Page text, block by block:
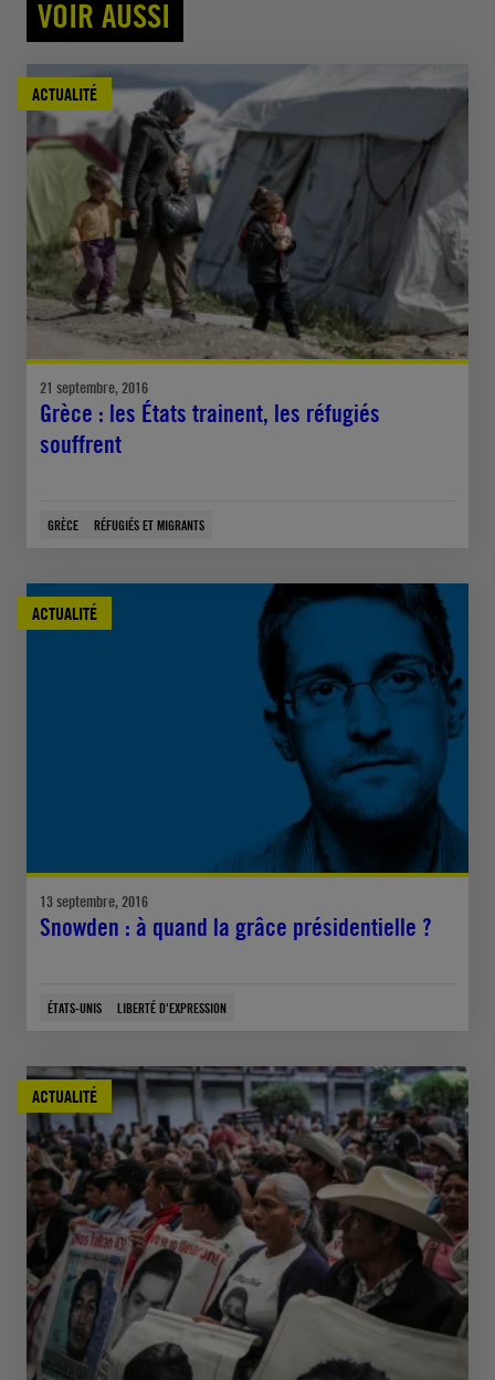
VOIR AUSSI
ACTUALITÉ
21 septembre, 2016
Grèce : les États trainent, les réfugiés
souffrent
GRÈCE RÉFUGIÉS ET MIGRANTS
ACTUALITÉ
13 septembre, 2016
Snowden : à quand la grâce présidentielle ?
ÉTATS-UNIS LIBERTÉ D'EXPRESSION
ACTUALITÉ